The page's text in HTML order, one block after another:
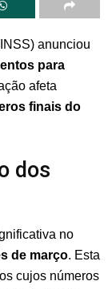
anunciou
para
afeta
finais do
dos
no
de março. Esta
cujos números